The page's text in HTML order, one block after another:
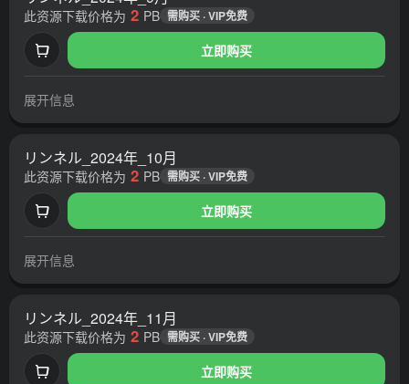
立即购买
此资源下载价格为 2 PB 需购买 · VIP免费
展开信息
リンネル_2024年_10月
立即购买
此资源下载价格为 2 PB 需购买 · VIP免费
展开信息
リンネル_2024年_11月
立即购买
此资源下载价格为 2 PB 需购买 · VIP免费